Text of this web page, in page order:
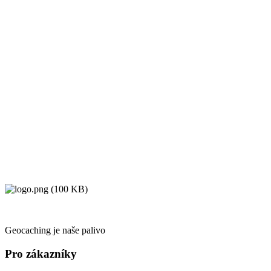
Geocaching je naše palivo
Pro zákazníky